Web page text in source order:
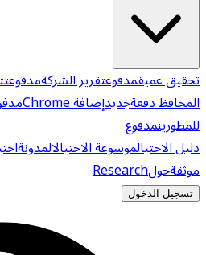
تحقيق عميقمدفوعتقرير الشركةمدفوع
المحافظ دفعةجديدإضافة Chrome
للمطورينمدفوع
دليل الاحتيالموسوعة الاحتيالالمدونة
موثقةحولResearch
تسجيل الدخول